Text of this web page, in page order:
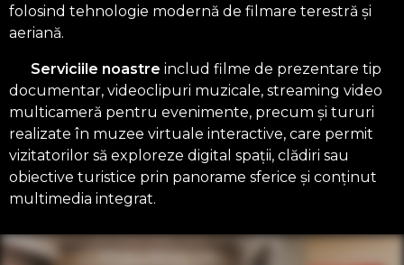
folosind tehnologie modernă de filmare terestră și
aeriană.
Serviciile noastre includ filme de prezentare tip
documentar, videoclipuri muzicale, streaming video
multicameră pentru evenimente, precum și tururi
realizate în muzee virtuale interactive, care permit
vizitatorilor să exploreze digital spații, clădiri sau
obiective turistice prin panorame sferice și conținut
multimedia integrat.